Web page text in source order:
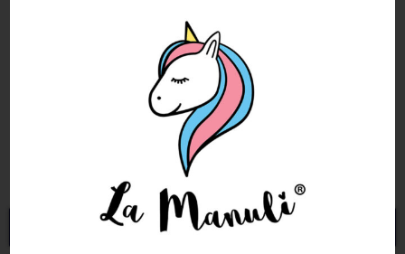

ŚREDNIA OCENA: 10/10
Przejdź do Lamanuli.pl